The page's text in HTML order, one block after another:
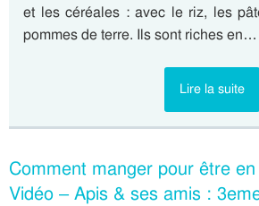
et les céréales : avec le riz, les
pommes de terre. Ils sont riches en…
Lire la suite
Comment manger pour être
Vidéo – Apis & ses amis :